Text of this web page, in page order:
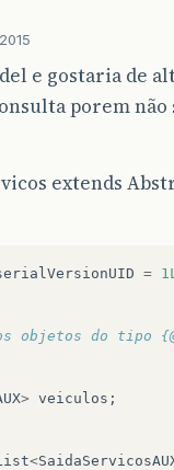
e gostaria de
porem
extends
=
objetos do tipo
> veiculos ;
<